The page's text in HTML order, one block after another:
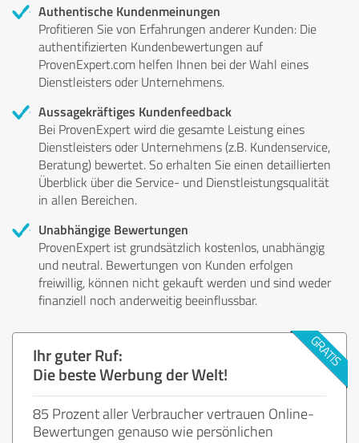
Authentische Kundenmeinungen
Profitieren Sie von Erfahrungen anderer Kunden: Die
authentifizierten Kundenbewertungen auf
ProvenExpert.com helfen Ihnen bei der Wahl eines
Dienstleisters oder Unternehmens.
Aussagekräftiges Kundenfeedback
Bei ProvenExpert wird die gesamte Leistung eines
Dienstleisters oder Unternehmens (z.B. Kundenservice,
Beratung) bewertet. So erhalten Sie einen detaillierten
Überblick über die Service- und Dienstleistungsqualität
in allen Bereichen.
Unabhängige Bewertungen
ProvenExpert ist grundsätzlich kostenlos, unabhängig
und neutral. Bewertungen von Kunden erfolgen
freiwillig, können nicht gekauft werden und sind weder
finanziell noch anderweitig beeinflussbar.
Ihr guter Ruf:
Die beste Werbung der Welt!
85 Prozent aller Verbraucher vertrauen Online-
Bewertungen genauso wie persönlichen